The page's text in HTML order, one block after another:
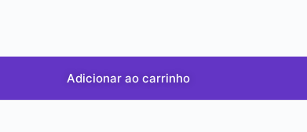
Adicionar ao carrinho